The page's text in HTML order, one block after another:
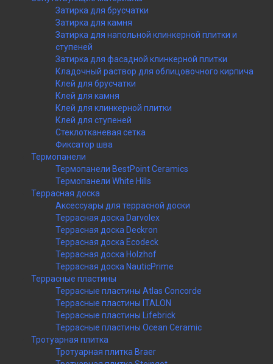
Затирка для брусчатки
Затирка для камня
Затирка для напольной клинкерной плитки и
ступеней
Затирка для фасадной клинкерной плитки
Кладочный раствор для облицовочного кирпича
Клей для брусчатки
Клей для камня
Клей для клинкерной плитки
Клей для ступеней
Стеклотканевая сетка
Фиксатор шва
Термопанели
Термопанели BestPoint Ceramics
Термопанели White Hills
Террасная доска
Аксессуары для террасной доски
Террасная доска Darvolex
Террасная доска Deckron
Террасная доска Ecodeck
Террасная доска Holzhof
Террасная доска NauticPrime
Террасные пластины
Террасные пластины Atlas Concorde
Террасные пластины ITALON
Террасные пластины Lifebrick
Террасные пластины Ocean Ceramic
Тротуарная плитка
Тротуарная плитка Braer